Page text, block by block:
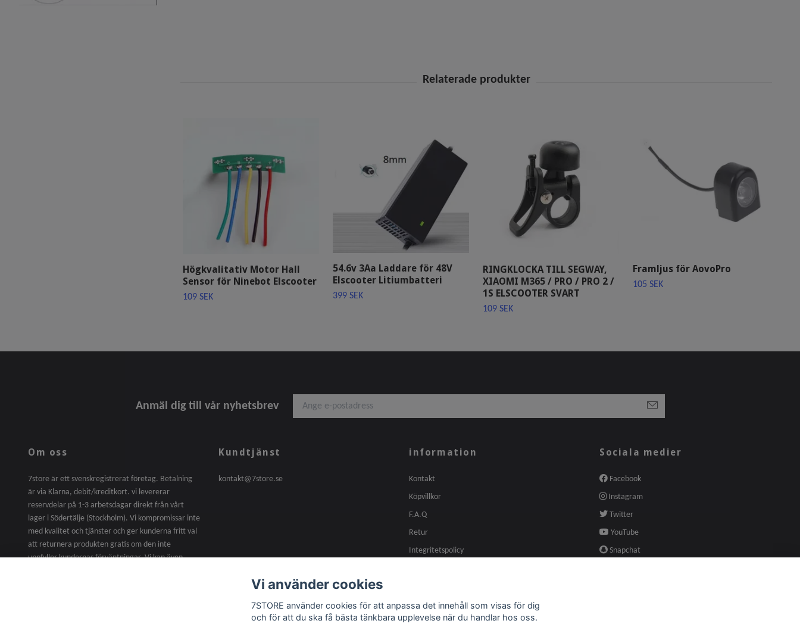
Högkvalitativ Motor Hall
Sensor för Ninebot Elscooter
109 SEK
54.6v 3Aa Laddare för 48V
Elscooter Litiumbatteri
399 SEK
RINGKLOCKA TILL SEGWAY,
XIAOMI M365 / PRO / PRO 2 /
1S ELSCOOTER SVART
109 SEK
Framljus för AovoPro
105 SEK
Anmäl dig till vår nyhetsbrev
Om oss
7store är ett svenskregistrerat företag. Betalning
är via Klarna, debit/kreditkort. vi levererar
reservdelar på 1-3 arbetsdagar direkt från vårt
lager i Södertälje (Stockholm). Vi kompromissar inte
med kvalitet och tjänster och ger kunderna fritt val
att returnera produkten gratis om den inte
uppfyller kundernas förväntningar. Vi kan även
Kundtjänst
kontakt@7store.se
information
Kontakt
Köpvillkor
F.A.Q
Retur
Integritetspolicy
Sociala medier
Facebook
Instagram
Twitter
YouTube
Snapchat
Vi använder cookies
7STORE använder cookies för att anpassa det innehåll som visas för dig
och för att du ska få bästa tänkbara upplevelse när du handlar hos oss.